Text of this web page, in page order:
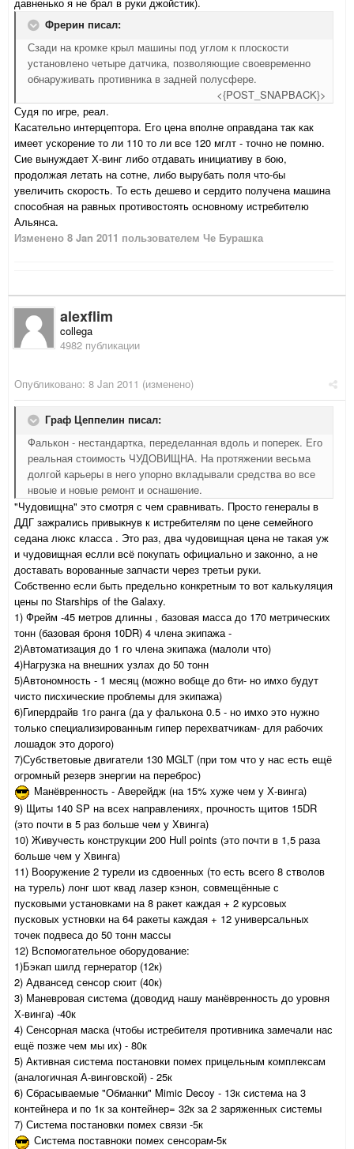
давненько я не брал в руки джойстик).
Фрерин писал:
Сзади на кромке крыл машины под углом к плоскости
установлено четыре датчика, позволяющие своевременно
обнаруживать противника в задней полусфере.
<{POST_SNAPBACK}>
Судя по игре, реал.
Касательно интерцептора. Его цена вполне оправдана так как
имеет ускорение то ли 110 то ли все 120 мглт - точно не помню.
Сие вынуждает Х-винг либо отдавать инициативу в бою,
продолжая летать на сотне, либо вырубать поля что-бы
увеличить скорость. То есть дешево и сердито получена машина
способная на равных противостоять основному истребителю
Альянса.
Изменено 8 Jan 2011 пользователем Че Бурашка
alexflim
collega
4982 публикации
Опубликовано: 8 Jan 2011 (изменено)
Граф Цеппелин писал:
Фалькон - нестандартка, переделанная вдоль и поперек. Его
реальная стоимость ЧУДОВИЩНА. На протяжении весьма
долгой карьеры в него упорно вкладывали средства во все
нвоые и новые ремонт и оснашение.
"Чудовищна" это смотря с чем сравнивать. Просто генералы в
ДДГ зажрались привыкнув к истребителям по цене семейного
седана люкс класса . Это раз, два чудовищная цена не такая уж
и чудовищная еслли всё покупать официально и законно, а не
доставать ворованные запчасти через третьи руки.
Собственно если быть предельно конкретным то вот калькуляция
цены по Starships of the Galaxy.
1) Фрейм -45 метров длинны , базовая масса до 170 метрических
тонн (базовая броня 10DR) 4 члена экипажа -
2)Автоматизация до 1 го члена экипажа (малоли что)
4)Нагрузка на внешних узлах до 50 тонн
5)Автономность - 1 месяц (можно вобще до 6ти- но имхо будут
чисто писхические проблемы для экипажа)
6)Гипердрайв 1го ранга (да у фалькона 0.5 - но имхо это нужно
только специализированным гипер перехватчикам- для рабочих
лошадок это дорого)
7)Субстветовые двигатели 130 MGLT (при том что у нас есть ещё
огромный резерв энергии на переброс)
Манёвренность - Аверейдж (на 15% хуже чем у Х-винга)
9) Щиты 140 SP на всех направлениях, прочность щитов 15DR
(это почти в 5 раз больше чем у Хвинга)
10) Живучесть конструкции 200 Hull points (это почти в 1,5 раза
больше чем у Хвинга)
11) Вооружение 2 турели из сдвоенных (то есть всего 8 стволов
на турель) лонг шот квад лазер кэнон, совмещённые с
пусковыми установками на 8 ракет каждая + 2 курсовых
пусковых устновки на 64 ракеты каждая + 12 универсальных
точек подвеса до 50 тонн массы
12) Вспомогательное оборудование:
1)Бэкап шилд гернератор (12к)
2) Адвансед сенсор сюит (40к)
3) Маневровая система (доводид нашу манёвренность до уровня
Х-винга) -40к
4) Сенсорная маска (чтобы истребителя противника замечали нас
ещё позже чем мы их) - 80к
5) Активная система постановки помех прицельным комплексам
(аналогичная А-винговской) - 25к
6) Сбрасываемые "Обманки" Mimic Decoy - 13к система на 3
контейнера и по 1к за контейнер= 32к за 2 заряженных системы
7) Система постановки помех связи -5к
Система поставноки помех сенсорам-5к